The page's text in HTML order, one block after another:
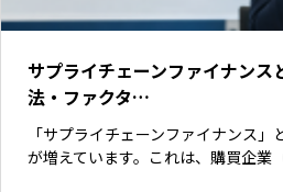
サプライチェーンファイナンス
法・ファクタ…
「サプライチェーンファイナンス
が増えています。これは、購買企業
いますぐ無料